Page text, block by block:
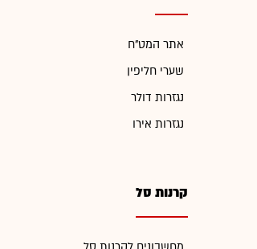
אתר המט"ח
שערי חליפין
נגזרות דולר
נגזרות אירו
קרנות סל